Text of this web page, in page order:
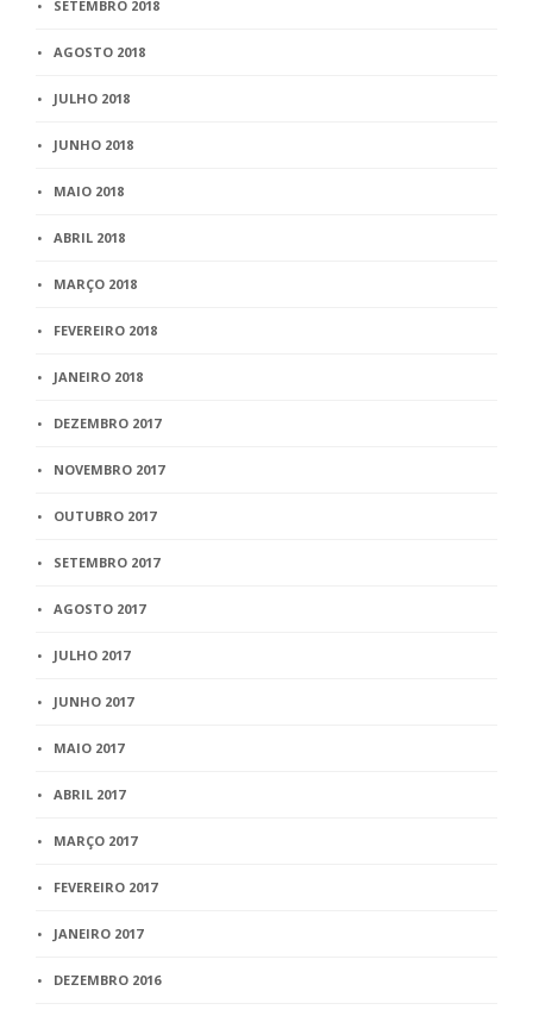
SETEMBRO 2018
AGOSTO 2018
JULHO 2018
JUNHO 2018
MAIO 2018
ABRIL 2018
MARÇO 2018
FEVEREIRO 2018
JANEIRO 2018
DEZEMBRO 2017
NOVEMBRO 2017
OUTUBRO 2017
SETEMBRO 2017
AGOSTO 2017
JULHO 2017
JUNHO 2017
MAIO 2017
ABRIL 2017
MARÇO 2017
FEVEREIRO 2017
JANEIRO 2017
DEZEMBRO 2016